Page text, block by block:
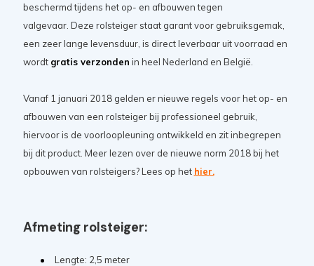
beschermd tijdens het op- en afbouwen tegen
valgevaar. Deze rolsteiger staat garant voor gebruiksgemak,
een zeer lange levensduur, is direct leverbaar uit voorraad en
wordt gratis verzonden in heel Nederland en België.
Vanaf 1 januari 2018 gelden er nieuwe regels voor het op- en
afbouwen van een rolsteiger bij professioneel gebruik,
hiervoor is de voorloopleuning ontwikkeld en zit inbegrepen
bij dit product. Meer lezen over de nieuwe norm 2018 bij het
opbouwen van rolsteigers? Lees op het hier.
Afmeting rolsteiger:
Lengte: 2,5 meter